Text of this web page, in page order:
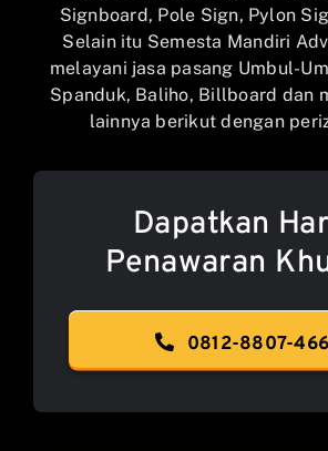
Signboard, Pole Sign, Pylon
Selain itu Semesta Mandiri
melayani jasa pasang Umbul-
Spanduk, Baliho, Billboard dan
lainnya berikut dengan
Dapatkan
Penawaran
0812-8807-